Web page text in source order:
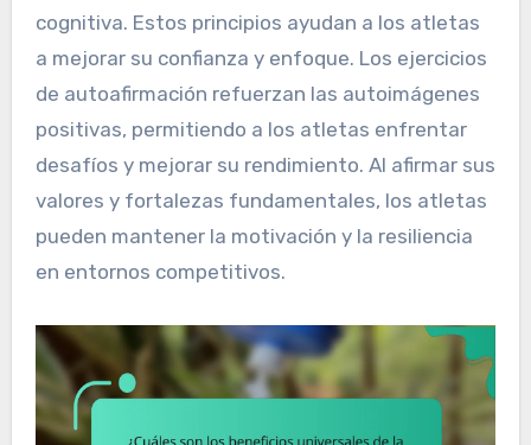
cognitiva. Estos principios ayudan a los atletas
a mejorar su confianza y enfoque. Los ejercicios
de autoafirmación refuerzan las autoimágenes
positivas, permitiendo a los atletas enfrentar
desafíos y mejorar su rendimiento. Al afirmar sus
valores y fortalezas fundamentales, los atletas
pueden mantener la motivación y la resiliencia
en entornos competitivos.